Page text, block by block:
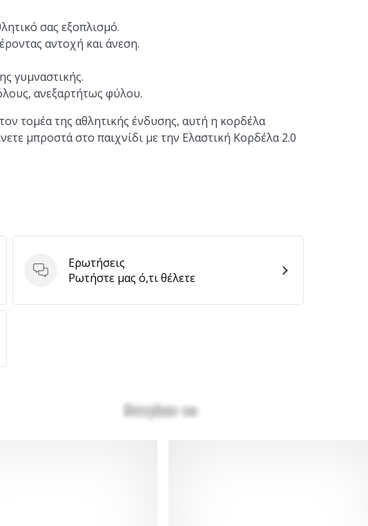
σας εξοπλισμό.
αντοχή και άνεση.
γυμναστικής.
ανεξαρτήτως φύλου.
τομέα της αθλητικής ένδυσης, αυτή η κορδέλα
μπροστά στο παιχνίδι με την Ελαστική Κορδέλα 2.0
Ερωτήσεις
Ερωτήσεις
Ρωτήστε μας ό,τι θέλετε